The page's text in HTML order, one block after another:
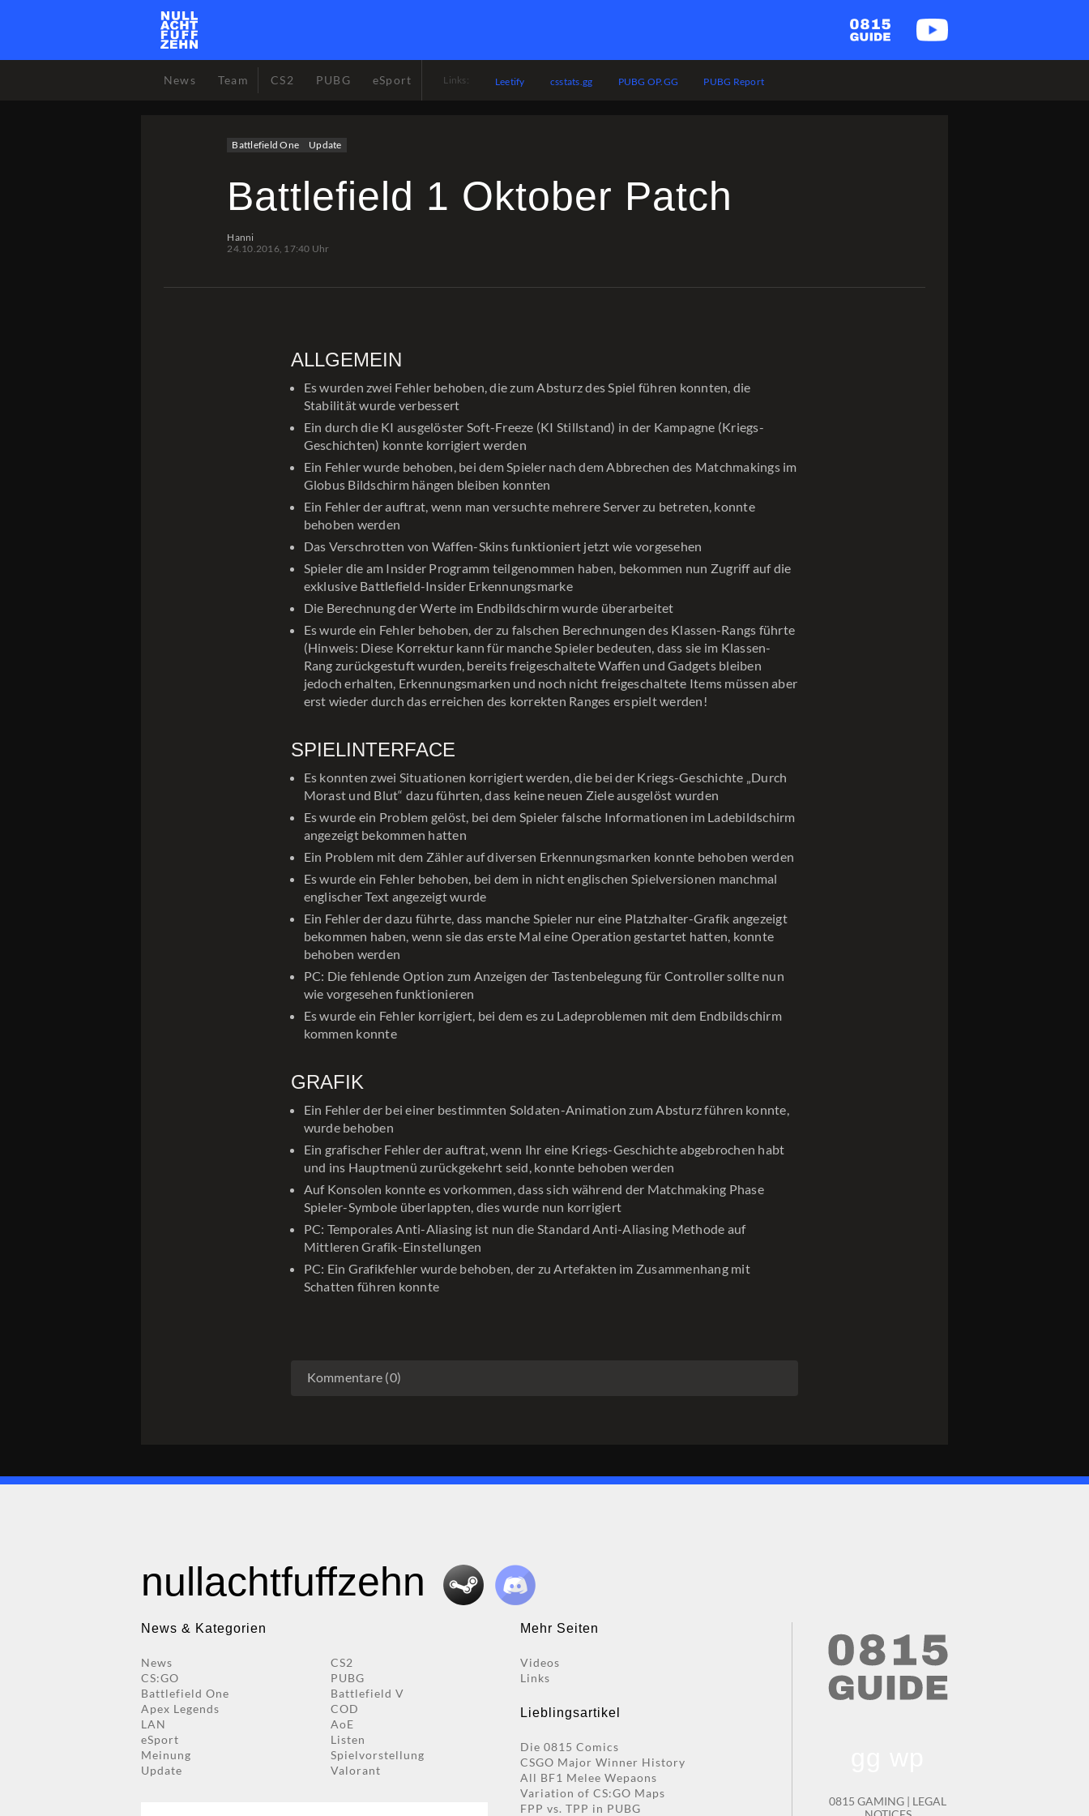
News Team CS2 PUBG eSport Links: Leetify csstats.gg PUBG OP.GG PUBG Report
Battlefield One Update
Battlefield 1 Oktober Patch
Hanni
24.10.2016, 17:40 Uhr
ALLGEMEIN
Es wurden zwei Fehler behoben, die zum Absturz des Spiel führen konnten, die
Stabilität wurde verbessert
Ein durch die KI ausgelöster Soft-Freeze (KI Stillstand) in der Kampagne (Kriegs-
Geschichten) konnte korrigiert werden
Ein Fehler wurde behoben, bei dem Spieler nach dem Abbrechen des Matchmakings im
Globus Bildschirm hängen bleiben konnten
Ein Fehler der auftrat, wenn man versuchte mehrere Server zu betreten, konnte
behoben werden
Das Verschrotten von Waffen-Skins funktioniert jetzt wie vorgesehen
Spieler die am Insider Programm teilgenommen haben, bekommen nun Zugriff auf die
exklusive Battlefield-Insider Erkennungsmarke
Die Berechnung der Werte im Endbildschirm wurde überarbeitet
Es wurde ein Fehler behoben, der zu falschen Berechnungen des Klassen-Rangs führte
(Hinweis: Diese Korrektur kann für manche Spieler bedeuten, dass sie im Klassen-
Rang zurückgestuft wurden, bereits freigeschaltete Waffen und Gadgets bleiben
jedoch erhalten, Erkennungsmarken und noch nicht freigeschaltete Items müssen aber
erst wieder durch das erreichen des korrekten Ranges erspielt werden!
SPIELINTERFACE
Es konnten zwei Situationen korrigiert werden, die bei der Kriegs-Geschichte „Durch
Morast und Blut“ dazu führten, dass keine neuen Ziele ausgelöst wurden
Es wurde ein Problem gelöst, bei dem Spieler falsche Informationen im Ladebildschirm
angezeigt bekommen hatten
Ein Problem mit dem Zähler auf diversen Erkennungsmarken konnte behoben werden
Es wurde ein Fehler behoben, bei dem in nicht englischen Spielversionen manchmal
englischer Text angezeigt wurde
Ein Fehler der dazu führte, dass manche Spieler nur eine Platzhalter-Grafik angezeigt
bekommen haben, wenn sie das erste Mal eine Operation gestartet hatten, konnte
behoben werden
PC: Die fehlende Option zum Anzeigen der Tastenbelegung für Controller sollte nun
wie vorgesehen funktionieren
Es wurde ein Fehler korrigiert, bei dem es zu Ladeproblemen mit dem Endbildschirm
kommen konnte
GRAFIK
Ein Fehler der bei einer bestimmten Soldaten-Animation zum Absturz führen konnte,
wurde behoben
Ein grafischer Fehler der auftrat, wenn Ihr eine Kriegs-Geschichte abgebrochen habt
und ins Hauptmenü zurückgekehrt seid, konnte behoben werden
Auf Konsolen konnte es vorkommen, dass sich während der Matchmaking Phase
Spieler-Symbole überlappten, dies wurde nun korrigiert
PC: Temporales Anti-Aliasing ist nun die Standard Anti-Aliasing Methode auf
Mittleren Grafik-Einstellungen
PC: Ein Grafikfehler wurde behoben, der zu Artefakten im Zusammenhang mit
Schatten führen konnte
Kommentare (0)
nullachtfuffzehn
News & Kategorien
News
CS2
CS:GO
PUBG
Battlefield One
Battlefield V
Apex Legends
COD
LAN
AoE
eSport
Listen
Meinung
Spielvorstellung
Update
Valorant
Mehr Seiten
Videos
Links
Lieblingsartikel
Die 0815 Comics
CSGO Major Winner History
All BF1 Melee Wepaons
Variation of CS:GO Maps
FPP vs. TPP in PUBG
0815 GAMING | LEGAL